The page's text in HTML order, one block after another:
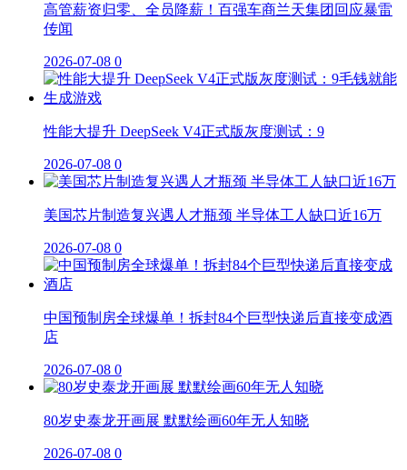
高管薪资归零、全员降薪！百强车商兰天集团回应暴雷
传闻
2026-07-08 0
性能大提升 DeepSeek V4正式版灰度测试：9
2026-07-08 0
美国芯片制造复兴遇人才瓶颈 半导体工人缺口近16万
2026-07-08 0
中国预制房全球爆单！拆封84个巨型快递后直接变成酒
店
2026-07-08 0
80岁史泰龙开画展 默默绘画60年无人知晓
2026-07-08 0